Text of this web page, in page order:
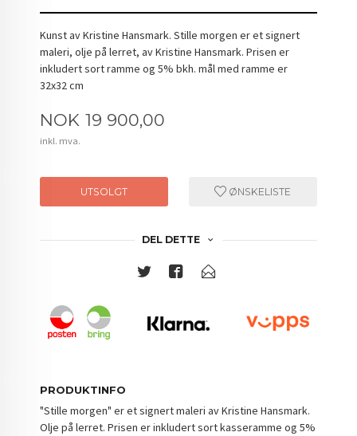
Kunst av Kristine Hansmark. Stille morgen er et signert
maleri, olje på lerret, av Kristine Hansmark. Prisen er
inkludert sort ramme og 5% bkh. mål med ramme er
32x32 cm
Pris
NOK 19 900,00
inkl. mva.
UTSOLGT ØNSKELISTE
DEL DETTE
PRODUKTINFO
"Stille morgen" er et signert maleri av Kristine Hansmark.
Olje på lerret. Prisen er inkludert sort kasseramme og 5%